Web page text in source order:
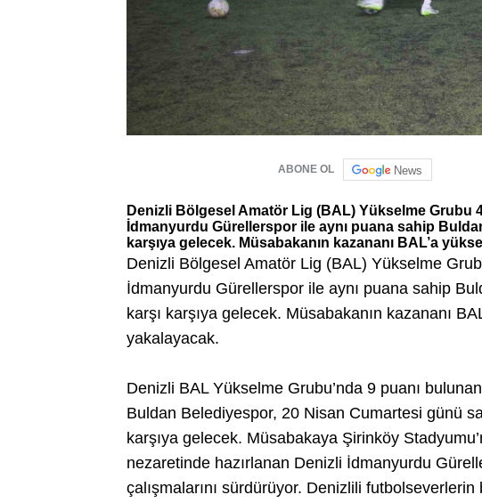
ABONE OL News
Denizli Bölgesel Amatör Lig (BAL) Yükselme Grubu
İdmanyurdu Gürellerspor ile aynı puana sahip
karşıya gelecek. Müsabakanın kazananı BAL’a
Denizli Bölgesel Amatör Lig (BAL) Yükselme
İdmanyurdu Gürellerspor ile aynı puana sahip
karşı karşıya gelecek. Müsabakanın kazananı
yakalayacak.
Denizli BAL Yükselme Grubu’nda 9 puanı
Buldan Belediyespor, 20 Nisan Cumartesi günü
karşıya gelecek. Müsabakaya Şirinköy
nezaretinde hazırlanan Denizli İdmanyurdu
çalışmalarını sürdürüyor. Denizlili